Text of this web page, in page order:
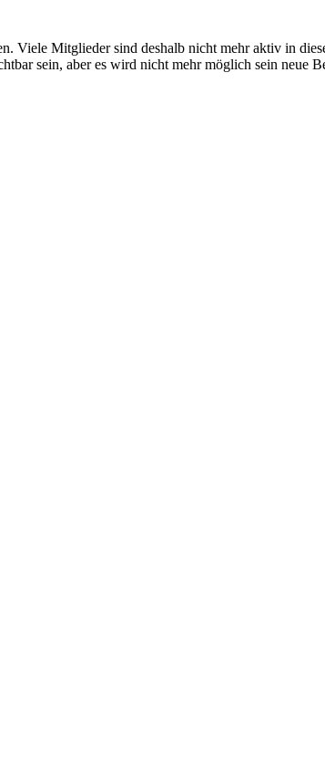
Viele Mitglieder sind deshalb nicht mehr aktiv in
sein, aber es wird nicht mehr möglich sein neue